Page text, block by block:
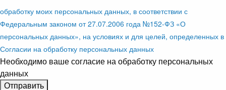
обработку моих персональных данных, в соответствии с
Федеральным законом от 27.07.2006 года №152-ФЗ «О
персональных данных», на условиях и для целей, определенных в
Согласии на обработку персональных данных
Необходимо ваше согласие на обработку персональных
данных